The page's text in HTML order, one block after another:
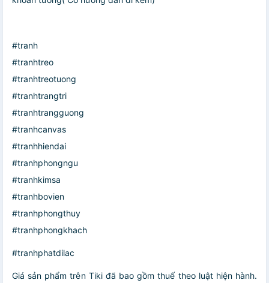
#tranh
#tranhtreo
#tranhtreotuong
#tranhtrangtri
#tranhtrangguong
#tranhcanvas
#tranhhiendai
#tranhphongngu
#tranhkimsa
#tranhbovien
#tranhphongthuy
#tranhphongkhach
#tranhphatdilac
Giá sản phẩm trên Tiki đã bao gồm thuế theo luật hiện hành.